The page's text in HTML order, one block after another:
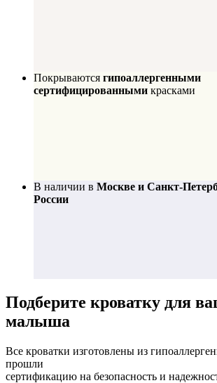
Покрываются гипоаллергенными
сертифицированными красками
В наличии в Москве и Санкт-
России
Подберите кроватку для
малыша
Все кроватки изготовлены из
прошли
сертификацию на безопасность и